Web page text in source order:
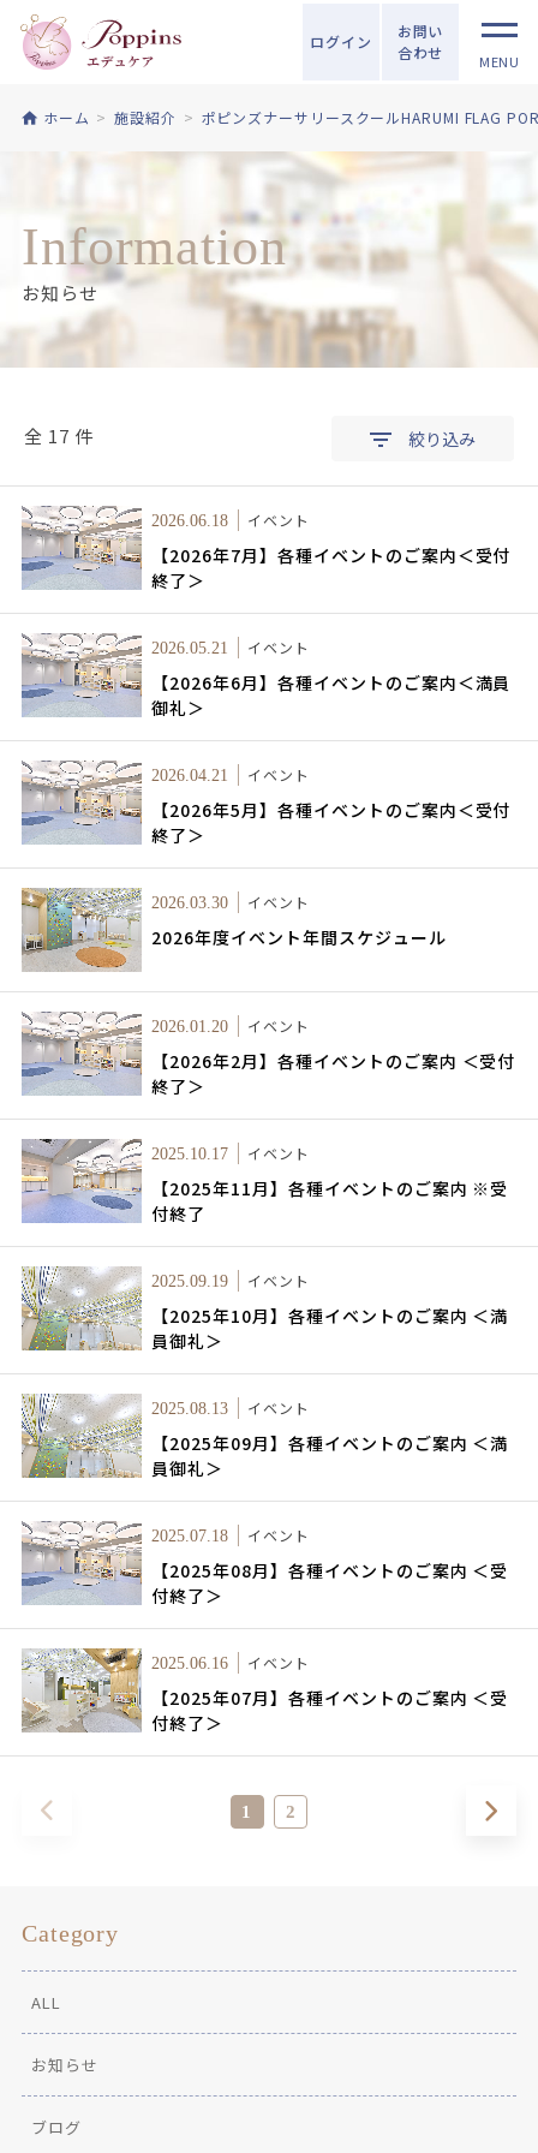
ログイン
お問い
合わせ
MENU
ホーム 施設紹介 ポピンズナーサリースクールHARUMI FLAG
Information
お知らせ
全 17 件 絞り込み
2026.06.18 イベント
【2026年7月】各種イベントのご案内＜受付
終了＞
2026.05.21 イベント
【2026年6月】各種イベントのご案内＜満員
御礼＞
2026.04.21 イベント
【2026年5月】各種イベントのご案内＜受付
終了＞
2026.03.30 イベント
2026年度イベント年間スケジュール
2026.01.20 イベント
【2026年2月】各種イベントのご案内 ＜受付
終了＞
2025.10.17 イベント
【2025年11月】各種イベントのご案内 ※受
付終了
2025.09.19 イベント
【2025年10月】各種イベントのご案内 ＜満
員御礼＞
2025.08.13 イベント
【2025年09月】各種イベントのご案内 ＜満
員御礼＞
2025.07.18 イベント
【2025年08月】各種イベントのご案内 ＜受
付終了＞
2025.06.16 イベント
【2025年07月】各種イベントのご案内 ＜受
付終了＞
1 2
Category
ALL
お知らせ
ブログ